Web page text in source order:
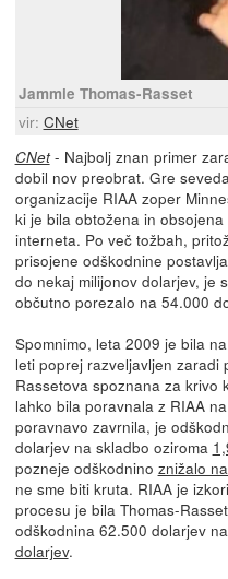
Jammie Thomas-Rasset
vir: CNet
CNet- Najbolj znan primer
dobil nov preobrat. Gre
organizacije RIAA zoper
ki je bila obtožena in
interneta. Po več tožbah,
prisojene odškodnine
do nekaj milijonov dolarjev, je
občutno porezalo na 54.000
Spomnimo, leta 2009 je bila
leti poprej razveljavljen zaradi
Rassetova spoznana za krivo
lahko bila poravnala z RIAA
poravnavo zavrnila, je
dolarjev na skladbo oziroma
pozneje odškodnino znižalo
ne sme biti kruta. RIAA je
procesu je bila Thomas-
odškodnina 62.500 dolarjev
dolarjev.